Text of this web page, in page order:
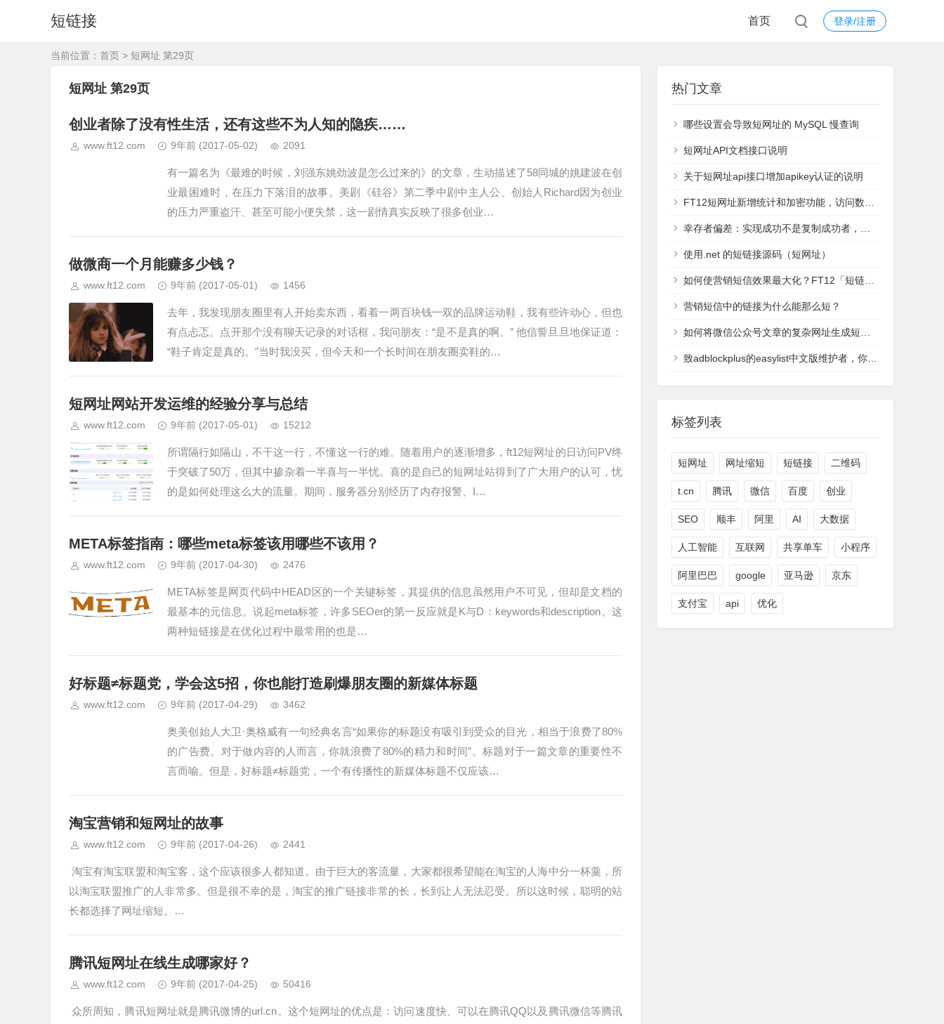
短链接 登录/注册
首页
当前位置： 首页 > 短网址 第29页
短网址 第29页
创业者除了没有性生活，还有这些不为人知的隐疾……
www.ft12.com 9年前 (2017-05-02) 2091
有一篇名为《最难的时候，刘强东姚劲波是怎么过来的》的文章，生动描述了58同城的姚建波在创
业最困难时，在压力下落泪的故事。美剧《硅谷》第二季中剧中主人公、创始人Richard因为创业
的压力严重盗汗、甚至可能小便失禁，这一剧情真实反映了很多创业…
做微商一个月能赚多少钱？
www.ft12.com 9年前 (2017-05-01) 1456
去年，我发现朋友圈里有人开始卖东西，看着一两百块钱一双的品牌运动鞋，我有些许动心，但也
有点忐忑。点开那个没有聊天记录的对话框，我问朋友：“是不是真的啊。” 他信誓旦旦地保证道：
“鞋子肯定是真的。”当时我没买，但今天和一个长时间在朋友圈卖鞋的…
短网址网站开发运维的经验分享与总结
www.ft12.com 9年前 (2017-05-01) 15212
所谓隔行如隔山，不干这一行，不懂这一行的难。随着用户的逐渐增多，ft12短网址的日访问PV终
于突破了50万，但其中掺杂着一半喜与一半忧。喜的是自己的短网址站得到了广大用户的认可，忧
的是如何处理这么大的流量。期间，服务器分别经历了内存报警、I…
META标签指南：哪些meta标签该用哪些不该用？
www.ft12.com 9年前 (2017-04-30) 2476
META标签是网页代码中HEAD区的一个关键标签，其提供的信息虽然用户不可见，但却是文档的
最基本的元信息。说起meta标签，许多SEOer的第一反应就是K与D：keywords和description。这
两种短链接是在优化过程中最常用的也是…
好标题≠标题党，学会这5招，你也能打造刷爆朋友圈的新媒体标题
www.ft12.com 9年前 (2017-04-29) 3462
奥美创始人大卫·奥格威有一句经典名言“如果你的标题没有吸引到受众的目光，相当于浪费了80%
的广告费。对于做内容的人而言，你就浪费了80%的精力和时间”。标题对于一篇文章的重要性不
言而喻。但是，好标题≠标题党，一个有传播性的新媒体标题不仅应该…
淘宝营销和短网址的故事
www.ft12.com 9年前 (2017-04-26) 2441
淘宝有淘宝联盟和淘宝客，这个应该很多人都知道。由于巨大的客流量，大家都很希望能在淘宝的人海中分一杯羹，所
以淘宝联盟推广的人非常多。但是很不幸的是，淘宝的推广链接非常的长，长到让人无法忍受。所以这时候，聪明的站
长都选择了网址缩短。…
腾讯短网址在线生成哪家好？
www.ft12.com 9年前 (2017-04-25) 50416
众所周知，腾讯短网址就是腾讯微博的url.cn。这个短网址的优点是：访问速度快、可以在腾讯QQ以及腾讯微信等腾讯
热门文章
哪些设置会导致短网址的 MySQL 慢查询
短网址API文档接口说明
关于短网址api接口增加apikey认证的说明
FT12短网址新增统计和加密功能，访问数据实时查看
幸存者偏差：实现成功不是复制成功者，而是学习失败者
使用.net 的短链接源码（短网址）
如何使营销短信效果最大化？FT12「短链接」统计功能来支招
营销短信中的链接为什么能那么短？
如何将微信公众号文章的复杂网址生成短网址
致adblockplus的easylist中文版维护者，你们太过分了
标签列表
短网址 网址缩短 短链接 二维码
t.cn 腾讯 微信 百度 创业
SEO 顺丰 阿里 AI 大数据
人工智能 互联网 共享单车 小程序
阿里巴巴 google 亚马逊 京东
支付宝 api 优化